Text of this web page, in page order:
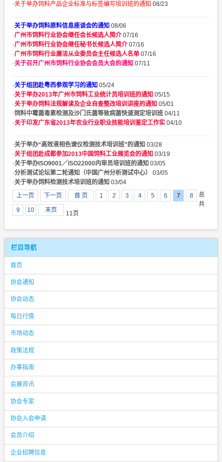
·关于举办饲料产品企业标准与标签编写培训班的通知 08/23
·关于举办饲料原料信息座谈会的通知 08/06
·广州市饲料行业协会继任会长候选人简介 07/16
·广州市饲料行业协会继任秘书长候选人简介 07/16
·广州市饲料行业廉洁从业委员会主任候选人名单 07/16
·关于召开广州市饲料行业协会会员大会的通知 07/11
·关于组团赴粤西参观学习的通知 05/24
·关于举办2013年广州市饲料工业统计员培训班的通知 05/15
·关于举办饲料法规解读及企业自查整改培训讲座的通知 05/01
·饲料中霉菌毒素检测及沙门氏菌等致病菌快速测定培训班 04/11
·关于印发广东省2013年农业行业职业技能培训鉴定工作实 04/10
·关于举办“高效液相色谱仪检测技术培训班”的通知 03/28
·关于组团赴成都参加2013中国饲料工业展览会的通知 03/19
·关于举办ISO9001／ISO22000内审员培训班的通知 03/05
·分析测试论坛第二轮通知（中国广州分析测试中心）
03/05
·关于举办饲料检测技术培训班的通知 03/04
上一页
下一页 首 页 1 2 3 4 5 6 7 8
9 10 末页
总
共
11页
栏目导航
首页
协会通知
协会动态
每日行情
市场动态
政策法规
办事指南
会展资讯
协会专家
协会入会申请
会员介绍
企业招聘信息